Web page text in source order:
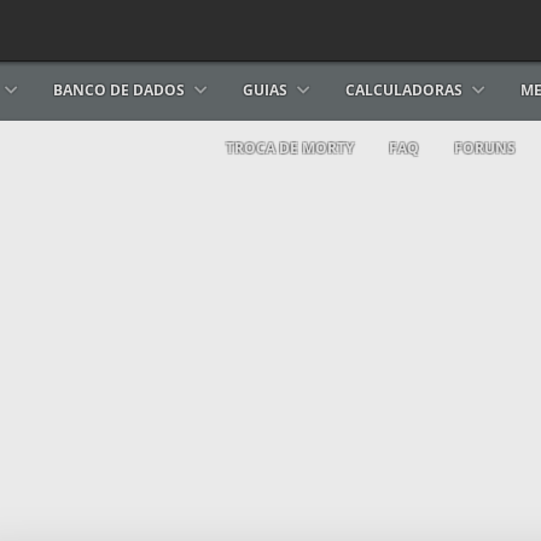
BANCO DE DADOS GUIAS CALCULADORAS
TROCA DE MORTY FAQ FORUNS